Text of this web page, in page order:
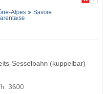
Alpes
Savoie
Sesselbahn (kuppelbar)
3600